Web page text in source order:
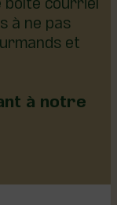
à ne pas
et
à notre